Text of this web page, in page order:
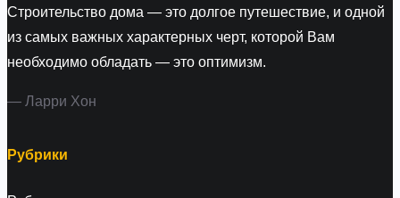
Строительство дома — это долгое путешествие, и одной
из самых важных характерных черт, которой Вам
необходимо обладать — это оптимизм.
— Ларри Хон
Рубрики